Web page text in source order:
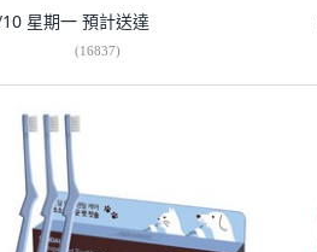
星期一 預計送達
(16837)